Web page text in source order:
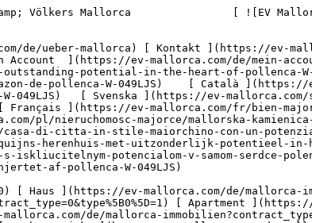
de/mallorca-immobilien?contract_type=0) [ Haus ](https://ev-mallorca.com/de/mallorca-immobilien?contract_type=0&type%5B0%5D=0) [ Finca ](https://ev-mallorca.com/de/mallorca-immobilien?contract_type=0&type%5B0%5D=1) [ Apartment ](https://ev-mallorca.com/de/mallorca-immobilien?contract_type=0&type%5B0%5D=2) [ Penthouse ](https://ev-mallorca.com/de/mallorca-immobilien?contract_type=0&type%5B0%5D=5) [ Grundstück ](https://ev-mallorca.com/de/mallorca-immobilien?contract_type=0&type%5B0%5D=3) [ Neubauprojekt ](https://ev-mallorca.com/de/mallorca-immobilien?contract_type=0&type%5B0%5D=development) 

   Mieten     [ Alle Immobilien ](https://ev-mallorca.com/de/mallorca-immobilien?contract_type=1) [ Haus ](https://ev-mallorca.com/de/mallorca-immobilien?contract_type=1&type%5B0%5D=0) [ Finca ](https://ev-mallorca.com/de/mallorca-immobilien?contract_type=1&type%5B0%5D=1) [ Apartment ](https://ev-mallorca.com/de/mallorca-immobilien?contract_type=1&type%5B0%5D=2) [ Penthouse ](https://ev-mallorca.com/de/mallorca-immobilien?contract_type=1&type%5B0%5D=5) 

   Ferienvermietung     [ Alle Immobilien ](https://ev-mallorca.com/de/holiday-rentals) [ Haus ](https://ev-mallorca.com/de/holiday-rentals?type%5B0%5D=0) [ Finca ](https://ev-mallorca.com/de/holiday-rentals?type%5B0%5D=1) [ Apartment ](https://ev-mallorca.com/de/holiday-rentals?type%5B0%5D=2) [ Penthouse ](https://ev-mallorca.com/de/holiday-rentals?type%5B0%5D=5) 

   Gewerbe     [ Alle Immobilien ](https://ev-mallorca.com/de/gewerbeimmobilien) [ Land und Forstwirtschaft ](https://ev-mallorca.com/de/gewerbeimmobilien?type%5B0%5D=6) [ Hotel ](https://ev-mallorca.com/de/gewerbeimmobilien?type%5B0%5D=7) [ Industrie ](https://ev-mallorca.com/de/gewerbeimmobilien?type%5B0%5D=8) [ Investment ](https://ev-mallorca.com/de/gewerbeimmobilien?type%5B0%5D=9) [ Gastronomie ](https://ev-mallorca.com/de/gewerbeimmobilien?type%5B0%5D=10) [ Grundstück ](https://ev-mallorca.com/de/gewerbeimmobilien?type%5B0%5D=11) [ Ladenfläche ](https://ev-mallorca.com/de/gewerbeimmobilien?type%5B0%5D=12) [ Sonstiges ](https://ev-mallorca.com/de/gewerbeimmobilien?type%5B0%5D=13) [ Ladenfläche ](https://ev-mallorca.com/de/gewerbeimmobilien?type%5B0%5D=14) 

 [ Neubauprojekt ](https://ev-mallorca.com/de/mallorca-neubauprojekt) 

 [ Über uns ](https://ev-mallorca.com/de/ueber-uns) 

 [ Über Mallorca ](https://ev-mallorca.com/de/ueber-mallorca) 

 [ Immobilie verkaufen ](https://ev-mallorca.com/de/immobilie-auf-mallorca-verkaufen) 

 [ Kontakt ](https://ev-mallorca.com/de/standorte) 

   [ Mein Account ](https://ev-mallorca.com/de/mein-account) 

 [   Call Us on +34 971 01 63 55   ](tel:+34971016355) 

             ![Mallorquinisches Stadthaus mit außergewöhnlichem Potenzial im Herzen von Pollença-1](https://cdn.ev-mallorca.com/images/properties/f3097fea-c17e-4e41-a86b-78d0ceef3ef1/89e30a05-9012-4936-9316-